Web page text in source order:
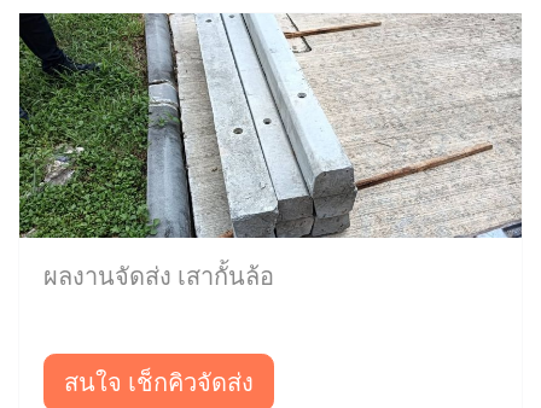
ผลงานจัดส่ง เสากั้นล้อ
สนใจ เช็กคิวจัดส่ง